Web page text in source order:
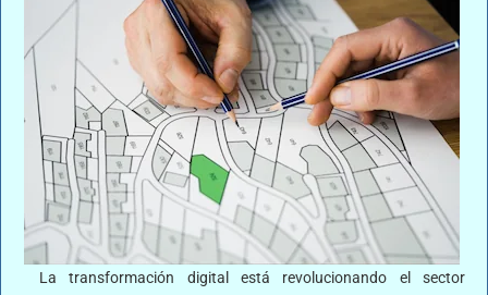
La transformación digital está revolucionando el sector